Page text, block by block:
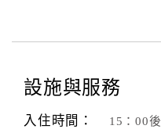
設施與服務
入住時間： 15：00後